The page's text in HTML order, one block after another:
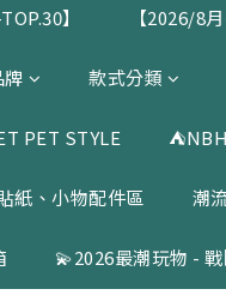
】 【2026/8
牌 款式分類
PET STYLE
紙、小物配件區 潮
💫2026最潮玩物 -